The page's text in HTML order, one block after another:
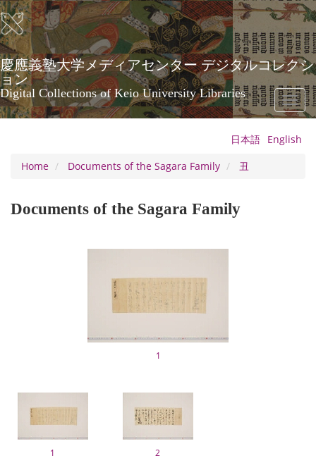
Skip
to
main
content
慶應義塾大学メディアセンター デジタルコレクシ
ョン
Digital Collections of Keio University Libraries
Toggle
日本語 English
Home
Documents of the Sagara Family 丑
Documents of the Sagara Family
1
1 2